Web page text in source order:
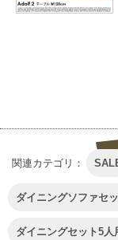
関連カテゴリ：
ダイニングソファセ
ダイニングセット5人